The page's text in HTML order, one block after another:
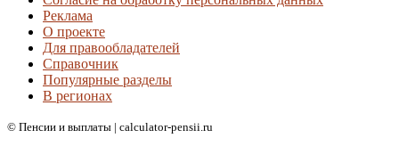
Реклама
О проекте
Для правообладателей
Справочник
Популярные разделы
В регионах
© Пенсии и выплаты | calculator-pensii.ru